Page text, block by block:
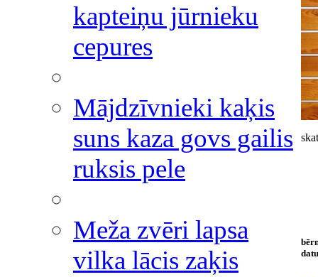
kapteiņu jūrnieku
cepures
Mājdzīvnieki kaķis
suns kaza govs gailis
ruksis pele
Meža zvēri lapsa
vilka lācis zaķis